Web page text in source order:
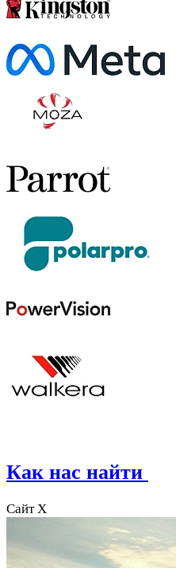
Как нас найти
Сайт X